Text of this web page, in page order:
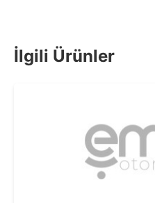
İlgili Ürünler